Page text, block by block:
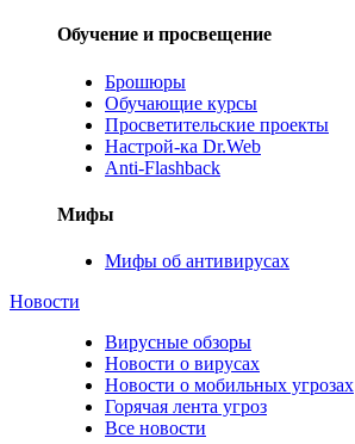
Обучение и просвещение
Брошюры
Обучающие курсы
Просветительские проекты
Настрой-ка Dr.Web
Anti-Flashback
Мифы
Мифы об антивирусах
Новости
Вирусные обзоры
Новости о вирусах
Новости о мобильных угрозах
Горячая лента угроз
Все новости